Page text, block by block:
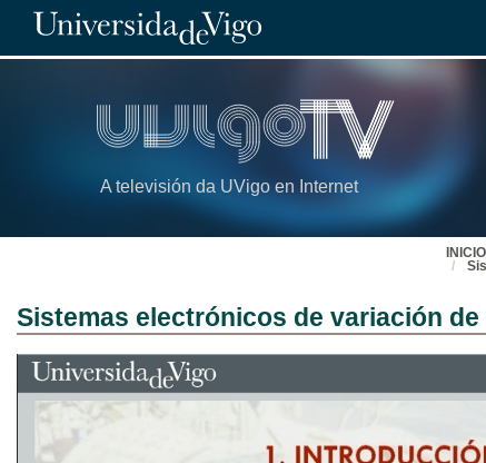
A televisión da UVigo en Internet
INICIO
Sistemas electrónicos de variación